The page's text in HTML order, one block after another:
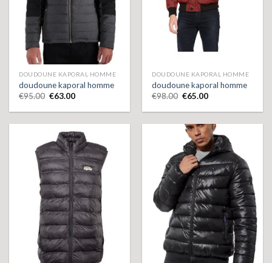
DOUDOUNE KAPORAL HOMME
doudoune kaporal homme
€95.00 €63.00
DOUDOUNE KAPORAL HOMME
doudoune kaporal homme
€98.00 €65.00